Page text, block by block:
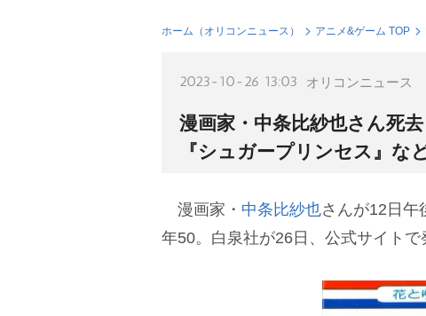
ホーム（オリコンニュース） アニメ&ゲーム TOP
2023-10-26 13:03 オリコンニュース
漫画家・中条比紗也さん死
『シュガープリンセス』な
漫画家・ 中条比紗也さんが12日午
年50。白泉社が26日、公式サイトで